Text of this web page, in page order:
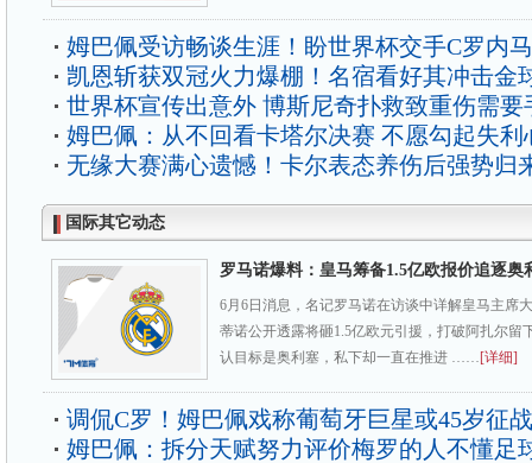
姆巴佩受访畅谈生涯！盼世界杯交手C罗内
凯恩斩获双冠火力爆棚！名宿看好其冲击金
世界杯宣传出意外 博斯尼奇扑救致重伤需要
姆巴佩：从不回看卡塔尔决赛 不愿勾起失利
无缘大赛满心遗憾！卡尔表态养伤后强势归
国际其它动态
罗马诺爆料：皇马筹备1.5亿欧报价追逐奥
6月6日消息，名记罗马诺在访谈中详解皇马主席
蒂诺公开透露将砸1.5亿欧元引援，打破阿扎尔留
认目标是奥利塞，私下却一直在推进 ……[详细]
调侃C罗！姆巴佩戏称葡萄牙巨星或45岁征
姆巴佩：拆分天赋努力评价梅罗的人不懂足